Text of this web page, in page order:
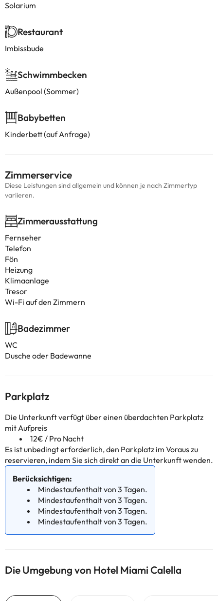
Solarium
Restaurant
Imbissbude
Schwimmbecken
Außenpool (Sommer)
Babybetten
Kinderbett (auf Anfrage)
Zimmerservice
Diese Leistungen sind allgemein und können je nach Zimmertyp
variieren.
Zimmerausstattung
Fernseher
Telefon
Fön
Heizung
Klimaanlage
Tresor
Wi-Fi auf den Zimmern
Badezimmer
WC
Dusche oder Badewanne
Parkplatz
Die Unterkunft verfügt über einen überdachten Parkplatz
mit Aufpreis
12€ / Pro Nacht
Es ist unbedingt erforderlich, den Parkplatz im Voraus zu
reservieren, indem Sie sich direkt an die Unterkunft wenden.
Berücksichtigen:
Mindestaufenthalt von 3 Tagen.
Mindestaufenthalt von 3 Tagen.
Mindestaufenthalt von 3 Tagen.
Mindestaufenthalt von 3 Tagen.
Die Umgebung von Hotel Miami Calella